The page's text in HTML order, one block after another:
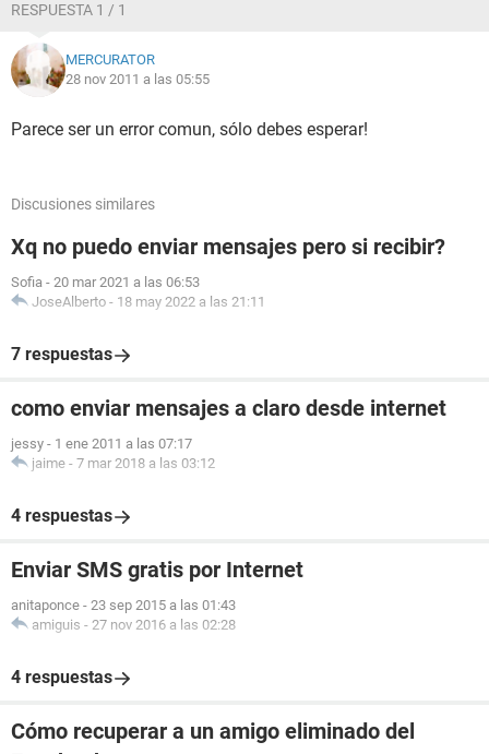
RESPUESTA 1 / 1
MERCURATOR
28 nov 2011 a las 05:55
Parece ser un error comun, sólo debes esperar!
Discusiones similares
Xq no puedo enviar mensajes pero si recibir?
Sofia - 20 mar 2021 a las 06:53
JoseAlberto - 18 may 2022 a las 21:11
7 respuestas
como enviar mensajes a claro desde internet
jessy - 1 ene 2011 a las 07:17
jaime - 7 mar 2018 a las 03:12
4 respuestas
Enviar SMS gratis por Internet
anitaponce - 23 sep 2015 a las 01:43
amiguis - 27 nov 2016 a las 02:28
4 respuestas
Cómo recuperar a un amigo eliminado del